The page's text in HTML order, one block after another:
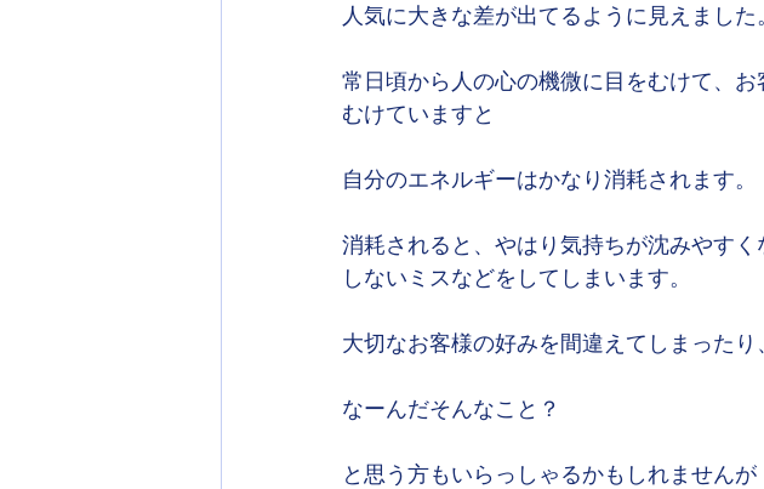
人気に大きな差が出てるように見えました。
常日頃から人の心の機微に目をむけて、
むけていますと
自分のエネルギーはかなり消耗されます。
消耗されると、やはり気持ちが沈みやす
しないミスなどをしてしまいます。
大切なお客様の好みを間違えてしまったり
なーんだそんなこと？
と思う方もいらっしゃるかもしれませんが